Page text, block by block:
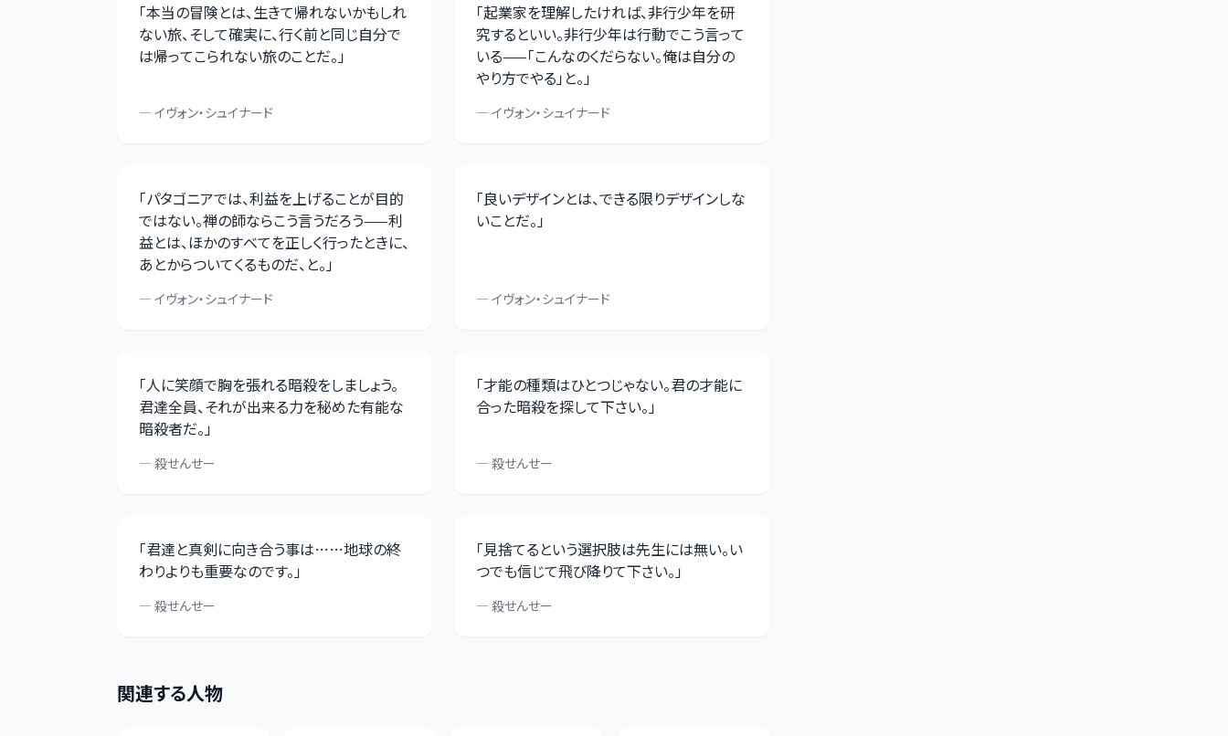
「本当の冒険とは、生きて帰れないかもしれ
ない旅、そして確実に、行く前と同じ自分で
は帰ってこられない旅のことだ。」
— イヴォン・シュイナード
「起業家を理解したければ、非行少年を研
究するといい。非行少年は行動でこう言って
いる——「こんなのくだらない。俺は自分の
やり方でやる」と。」
—イヴォン・シュイナード
「パタゴニアでは、利益を上げることが目的
ではない。禅の師ならこう言うだろう——利
益とは、ほかのすべてを正しく行ったときに、
あとからついてくるものだ、と。」
— イヴォン・シュイナード
「良いデザインとは、できる限りデザインしな
いことだ。」
—イヴォン・シュイナード
「人に笑顔で胸を張れる暗殺をしましょう。
君達全員、それが出来る力を秘めた有能な
暗殺者だ。」
— 殺せんせー
「才能の種類はひとつじゃない。君の才能に
合った暗殺を探して下さい。」
—殺せんせー
「君達と真剣に向き合う事は……地球の終
わりよりも重要なのです。」
— 殺せんせー
「見捨てるという選択肢は先生には無い。い
つでも信じて飛び降りて下さい。」
—殺せんせー
関連する人物